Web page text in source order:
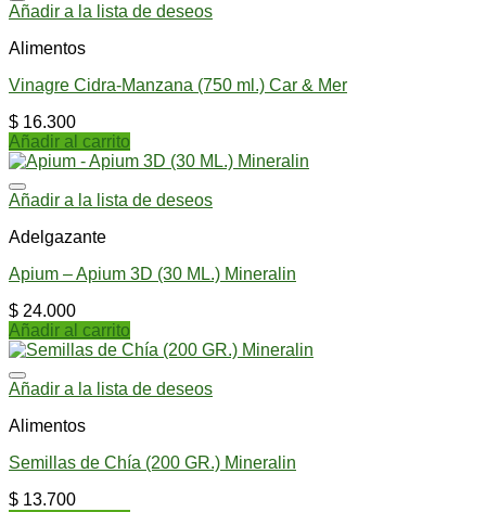
Añadir a la lista de deseos
Alimentos
Vinagre Cidra-Manzana (750 ml.) Car & Mer
$ 16.300
Añadir al carrito
Añadir a la lista de deseos
Adelgazante
Apium – Apium 3D (30 ML.) Mineralin
$ 24.000
Añadir al carrito
Añadir a la lista de deseos
Alimentos
Semillas de Chía (200 GR.) Mineralin
$ 13.700